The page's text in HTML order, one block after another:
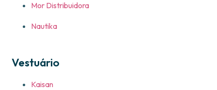
Mor Distribuidora
Nautika
Vestuário
Kaisan